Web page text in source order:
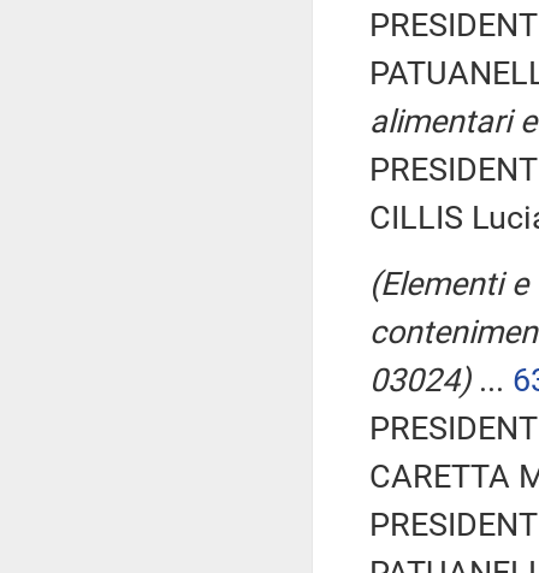
alimentari
CILLIS
(Elementi
03024)...
CARETTA